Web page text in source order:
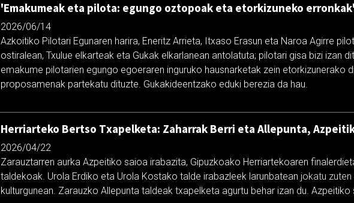
'Emakumeak eta pilota: egungo oztopoak eta etorkizuneko erronkak'
2026/06/14
Azkoitiko Pilotari Egunaren harira, Eneritz Arrieta, Itxaso Erasun eta Naroa Agirre
ostiralean, Txulue elkarteak eta Gukak elkarlanean antolatuta; pilotari gisa bizi izan
emakume pilotarien egungo egoeraren inguruko hausnarketak zein etorkizunerako
proposamenak partekatu dituzte. Gukakideentzako eduki berezia da hau.
Herriarteko Bertso Txapelketa: Zaharrak Berri eta Allepunta,
2026/04/22
Zarauztarren aurka Azpeitiko saioa irabazita, Gipuzkoako Herriartekoaren
taldekoak. Urola Erdiko eta Urola Kostako talde irabazleek larunbatean jokatu
kulturgunean. Zarauzko Allepunta taldeak txapelketa agurtu behar izan du. Azpeitiko